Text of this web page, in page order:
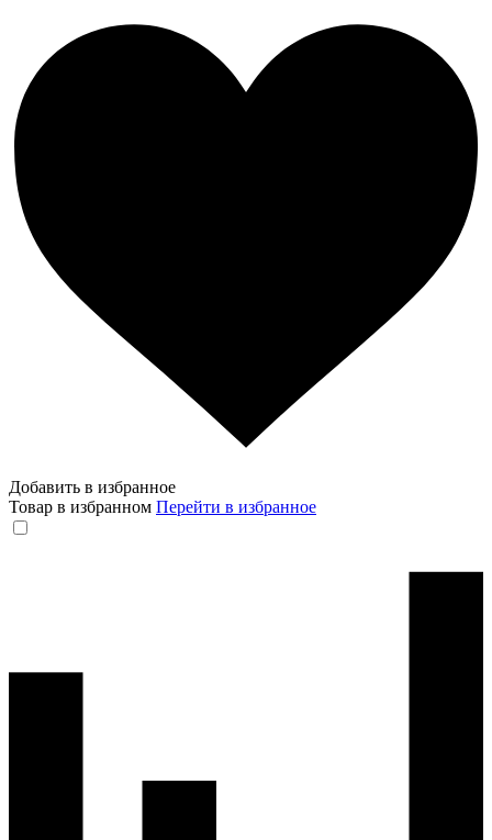
Добавить в избранное
Товар в избранном Перейти в избранное